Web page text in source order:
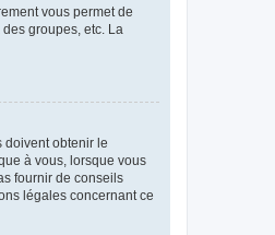
vous permet de
groupes, etc. La
doivent obtenir le
à vous, lorsque vous
fournir de conseils
légales concernant ce